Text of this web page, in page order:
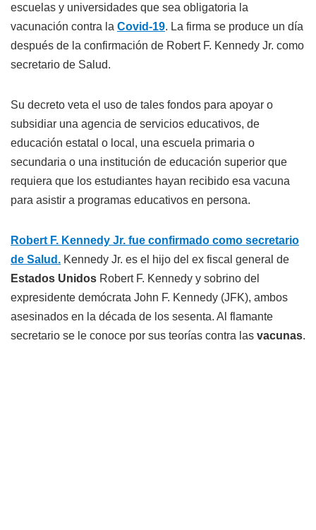
escuelas y universidades que sea obligatoria la
vacunación contra la Covid-19. La firma se produce un día
después de la confirmación de Robert F. Kennedy Jr. como
secretario de Salud.
Su decreto veta el uso de tales fondos para apoyar o
subsidiar una agencia de servicios educativos, de
educación estatal o local, una escuela primaria o
secundaria o una institución de educación superior que
requiera que los estudiantes hayan recibido esa vacuna
para asistir a programas educativos en persona.
Robert F. Kennedy Jr. fue confirmado como secretario
de Salud. Kennedy Jr. es el hijo del ex fiscal general de
Estados Unidos Robert F. Kennedy y sobrino del
expresidente demócrata John F. Kennedy (JFK), ambos
asesinados en la década de los sesenta. Al flamante
secretario se le conoce por sus teorías contra las vacunas.